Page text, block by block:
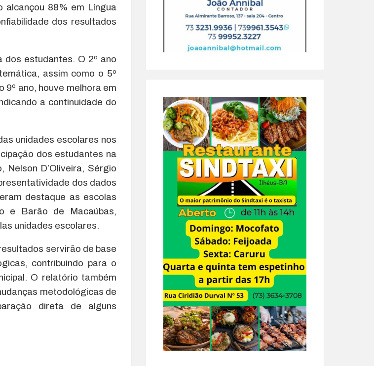
alcançou 88% em Língua
dos resultados
dos estudantes. O 2º ano
assim como o 5º
9º ano, houve melhora em
a continuidade do
unidades escolares nos
dos estudantes na
D’Oliveira, Sérgio
dos dados
destaque as escolas
e Barão de Macaúbas,
unidades escolares.
servirão de base
contribuindo para o
O relatório também
metodológicas de
direta de alguns